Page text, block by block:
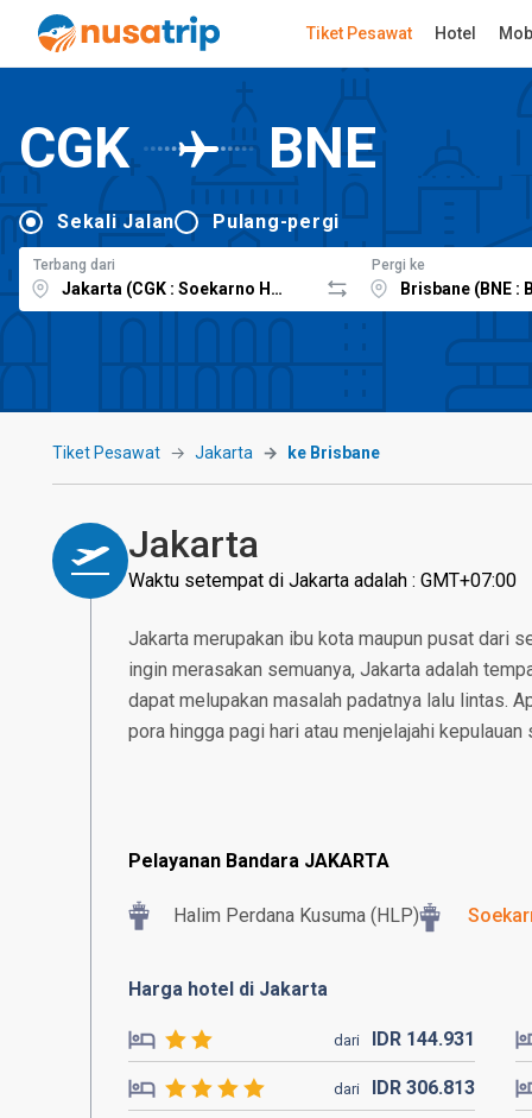
Tiket Pesawat Hotel
CGK BNE
Sekali Jalan Pulang-pergi
Terbang dari Pergi ke
Tiket Pesawat Jakarta ke Brisbane
Jakarta
Waktu setempat di Jakarta adalah : GMT+07:00
Jakarta merupakan ibu kota maupun pusat dari
ingin merasakan semuanya, Jakarta adalah
dapat melupakan masalah padatnya lalu lintas.
pora hingga pagi hari atau menjelajahi
Pelayanan Bandara JAKARTA
Halim Perdana Kusuma (HLP)
Harga hotel di Jakarta
dari IDR 144.931
dari IDR 306.813